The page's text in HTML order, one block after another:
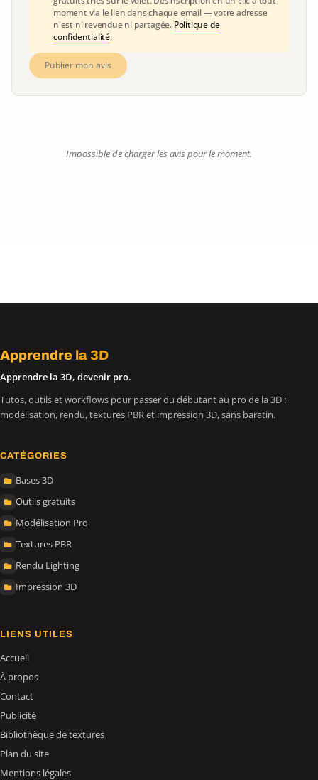
moment via le lien dans chaque email — votre adresse
n'est ni revendue ni partagée. Politique de
confidentialité.
Publier mon avis
Impossible de charger les avis pour le moment.
Apprendre la 3D
Apprendre la 3D, devenir pro.
Tutos, outils et workflows pour passer du débutant au pro de la 3D :
modélisation, rendu, textures PBR et impression 3D, sans baratin.
CATÉGORIES
Bases 3D
Outils gratuits
Modélisation Pro
Textures PBR
Rendu Lighting
Impression 3D
LIENS UTILES
Accueil
À propos
Contact
Publicité
Bibliothèque de textures
Plan du site
Mentions légales